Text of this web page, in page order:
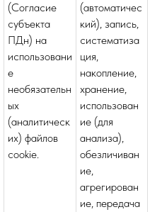
(Согласие
субъекта
ПДн) на
использовани
е
необязательн
ых
(аналитическ
их) файлов
cookie.
(автоматичес
кий), запись,
систематиза
ция,
накопление,
хранение,
использован
ие (для
анализа),
обезличиван
ие,
агрегирован
ие, передача